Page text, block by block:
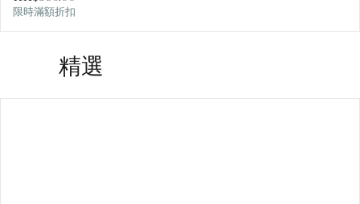
限時滿額折扣
精選